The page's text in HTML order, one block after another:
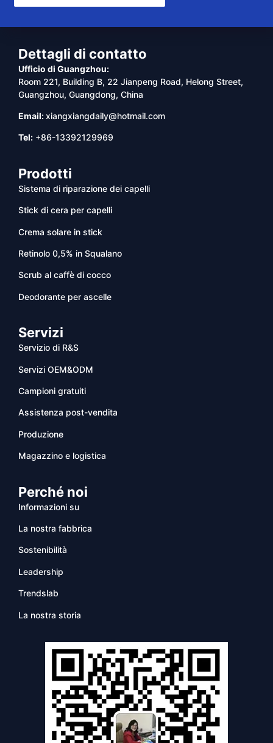
Dettagli di contatto
Ufficio di Guangzhou:
Room 221, Building B, 22 Jianpeng Road, Helong Street,
Guangzhou, Guangdong, China
Email:xiangxiangdaily@hotmail.com
Tel: +86-13392129969
Prodotti
Sistema di riparazione dei capelli
Stick di cera per capelli
Crema solare in stick
Retinolo 0,5% in Squalano
Scrub al caffè di cocco
Deodorante per ascelle
Servizi
Servizio di R&S
Servizi OEM&ODM
Campioni gratuiti
Assistenza post-vendita
Produzione
Magazzino e logistica
Perché noi
Informazioni su
La nostra fabbrica
Sostenibilità
Leadership
Trendslab
La nostra storia